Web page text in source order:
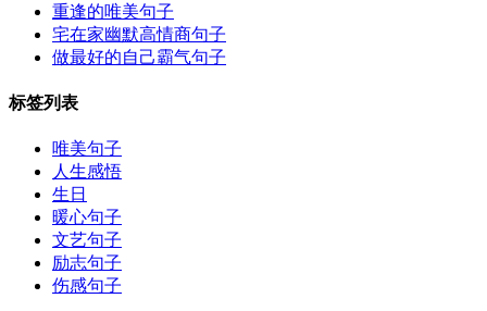
重逢的唯美句子
宅在家幽默高情商句子
做最好的自己霸气句子
标签列表
唯美句子
人生感悟
生日
暖心句子
文艺句子
励志句子
伤感句子